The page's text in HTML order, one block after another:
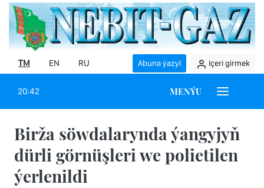
TM EN RU Abuna ýazyl Içeri girmek
20:42 MENÝU
Birža söwdalarynda ýangyjyň
dürli görnüşleri we polietilen
ýerlenildi